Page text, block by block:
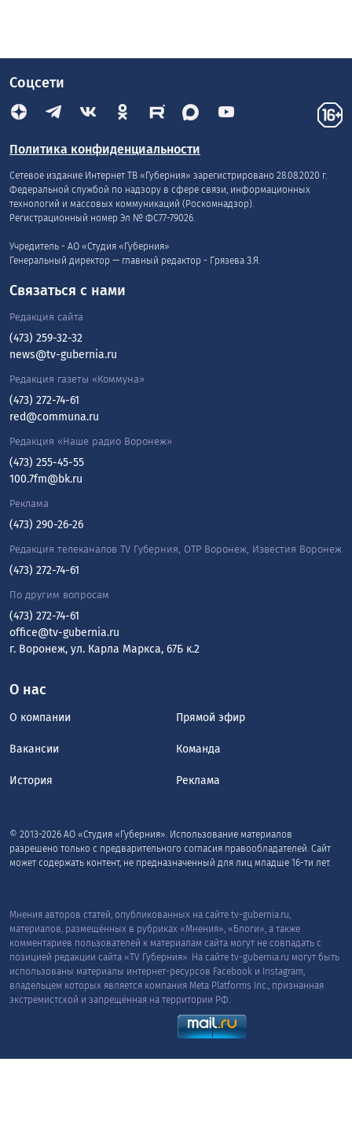
Соцсети
Политика конфиденциальности
Сетевое издание Интернет ТВ «Губерния» зарегистрировано 28.08.2020 г.
Федеральной службой по надзору в сфере связи, информационных
технологий и массовых коммуникаций (Роскомнадзор).
Регистрационный номер Эл № ФС77-79026.
Учредитель - АО «Студия «Губерния»
Генеральный директор — главный редактор - Грязева З.Я.
О нас
О компании Прямой эфир
Вакансии Команда
История Реклама
© 2013-2026 АО «Студия «Губерния». Использование материалов
разрешено только с предварительного согласия правообладателей. Сайт
может содержать контент, не предназначенный для лиц младше 16-ти лет.
Связаться с нами
Редакция сайта
(473) 259-32-32
news@tv-gubernia.ru
Редакция газеты «Коммуна»
(473) 272-74-61
red@communa.ru
Редакция «Наше радио Воронеж»
(473) 255-45-55
100.7fm@bk.ru
Реклама
(473) 290-26-26
Редакция телеканалов TV Губерния, ОТР Воронеж, Известия Воронеж
(473) 272-74-61
По другим вопросам
(473) 272-74-61
office@tv-gubernia.ru
г. Воронеж, ул. Карла Маркса, 67Б к.2
Мнения авторов статей, опубликованных на сайте tv-gubernia.ru,
материалов, размещённых в рубриках «Мнения», «Блоги», а также
комментариев пользователей к материалам сайта могут не совпадать с
позицией редакции сайта «TV Губерния». На сайте tv-gubernia.ru могут быть
использованы материалы интернет-ресурсов Facebook и Instagram,
владельцем которых является компания Meta Platforms Inc., признанная
экстремистской и запрещённая на территории РФ.